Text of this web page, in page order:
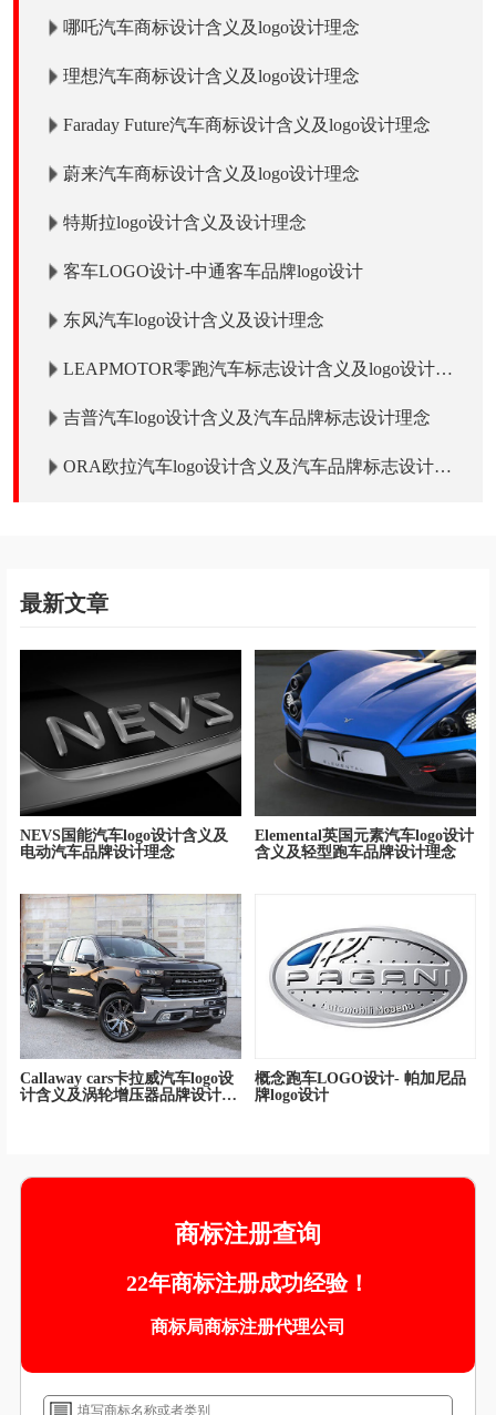
哪吒汽车商标设计含义及logo设计理念
理想汽车商标设计含义及logo设计理念
Faraday Future汽车商标设计含义及logo设计理念
蔚来汽车商标设计含义及logo设计理念
特斯拉logo设计含义及设计理念
客车LOGO设计-中通客车品牌logo设计
东风汽车logo设计含义及设计理念
LEAPMOTOR零跑汽车标志设计含义及logo设计理
吉普汽车logo设计含义及汽车品牌标志设计理念
ORA欧拉汽车logo设计含义及汽车品牌标志设计理
最新文章
NEVS国能汽车logo设计含义及
电动汽车品牌设计理念
Elemental英国元素汽车logo设计
含义及轻型跑车品牌设计理念
Callaway cars卡拉威汽车logo设
计含义及涡轮增压器品牌设计理
概念跑车LOGO设计- 帕加尼品
牌logo设计
商标注册查询
22年商标注册成功经验！
商标局商标注册代理公司